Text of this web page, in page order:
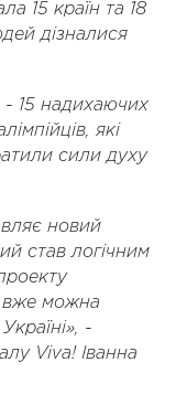
15 країн та 18
дізналися
- 15 надихаючих
які
сили духу
новий
став логічним
вже можна
-
Viva! Іванна